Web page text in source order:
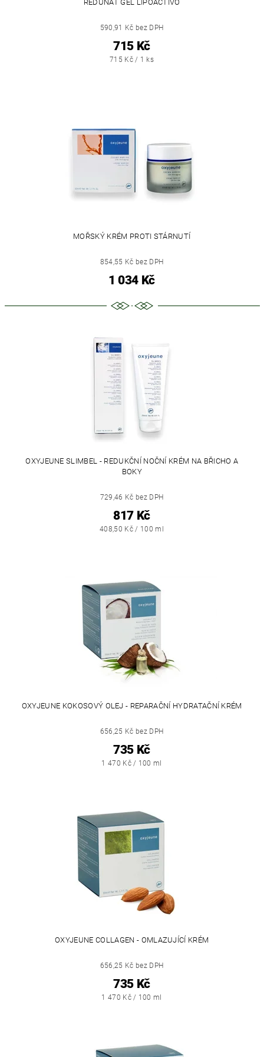
REDUNAT GEL LIPOACTIVO
590,91 Kč bez DPH
715 Kč
715 Kč / 1 ks
MOŘSKÝ KRÉM PROTI STÁRNUTÍ
854,55 Kč bez DPH
1 034 Kč
OXYJEUNE SLIMBEL - REDUKČNÍ NOČNÍ KRÉM NA BŘICHO A
BOKY
729,46 Kč bez DPH
817 Kč
408,50 Kč / 100 ml
OXYJEUNE KOKOSOVÝ OLEJ - REPARAČNÍ HYDRATAČNÍ KRÉM
656,25 Kč bez DPH
735 Kč
1 470 Kč / 100 ml
OXYJEUNE COLLAGEN - OMLAZUJÍCÍ KRÉM
656,25 Kč bez DPH
735 Kč
1 470 Kč / 100 ml